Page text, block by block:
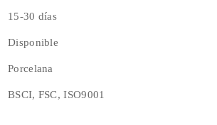
15-30 días
Disponible
Porcelana
BSCI, FSC, ISO9001